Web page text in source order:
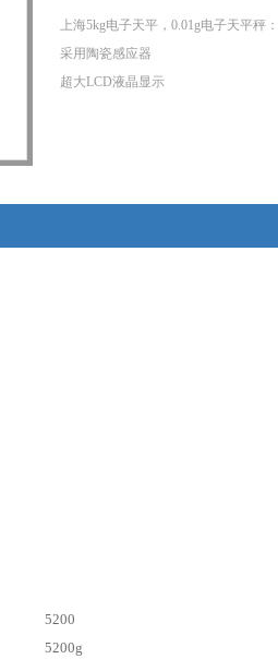
上海5kg电子天平，0.01g电子天平秤：
采用陶瓷感应器
超大LCD液晶显示
5200
5200g